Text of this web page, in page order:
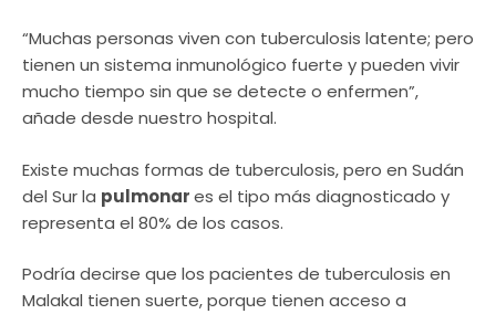
“Muchas personas viven con tuberculosis latente; pero
tienen un sistema inmunológico fuerte y pueden vivir
mucho tiempo sin que se detecte o enfermen”,
añade desde nuestro hospital.
Existe muchas formas de tuberculosis, pero en Sudán
del Sur la pulmonares el tipo más diagnosticado y
representa el 80% de los casos.
Podría decirse que los pacientes de tuberculosis en
Malakal tienen suerte, porque tienen acceso a